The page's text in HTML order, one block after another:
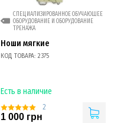
СПЕЦИАЛИЗИРОВАННОЕ ОБУЧАЮЩЕЕ
ОБОРУДОВАНИЕ И ОБОРУДОВАНИЕ
ТРЕНАЖА
Ноши мягкие
КОД ТОВАРА: 2375
Есть в наличие
2
1 000 грн